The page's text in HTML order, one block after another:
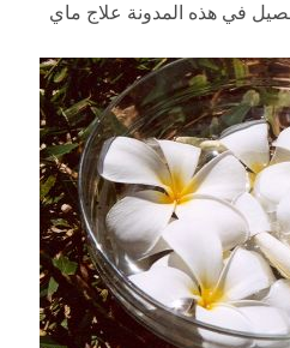
في هذه المدونة علاج ماي